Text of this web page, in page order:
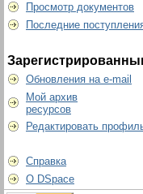
Просмотр документов
Последние
Обновления на e-mail
Мой архив
ресурсов
Редактировать
Справка
О DSpace